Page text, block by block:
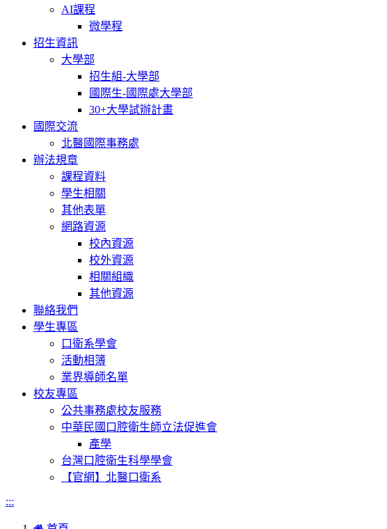
AI課程
微學程
招生資訊
大學部
招生組-大學部
國際生-國際處大學部
30+大學試辦計畫
國際交流
北醫國際事務處
辦法規章
課程資料
學生相關
其他表單
網路資源
校內資源
校外資源
相關組織
其他資源
聯絡我們
學生專區
口衛系學會
活動相簿
業界導師名單
校友專區
公共事務處校友服務
中華民國口腔衛生師立法促進會
產學
台灣口腔衛生科學學會
【官網】北醫口衛系
:::